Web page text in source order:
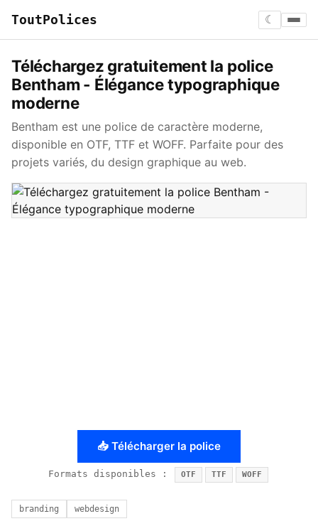
ToutPolices ☾
Téléchargez gratuitement la police
Bentham - Élégance typographique
moderne
Bentham est une police de caractère moderne,
disponible en OTF, TTF et WOFF. Parfaite pour des
projets variés, du design graphique au web.
📥 Télécharger la police
Formats disponibles : OTF TTF WOFF
branding webdesign